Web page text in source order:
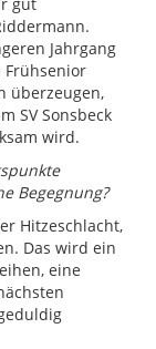
Jahrgang
Frühsenior
überzeugen,
SV Sonsbeck
wird.
Begegnung?
Hitzeschlacht,
Das wird ein
eine